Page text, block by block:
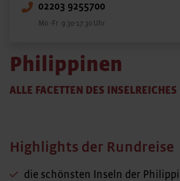
02203 9255700
Mo.-Fr. 9:30-17:30 Uhr
Philippinen
ALLE FACETTEN DES INSELREICHES
Highlights der Rundreise
die schönsten Inseln der